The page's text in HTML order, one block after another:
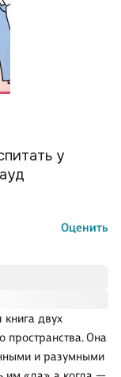
двух
пространства. Она
и разумными
у
Оценить